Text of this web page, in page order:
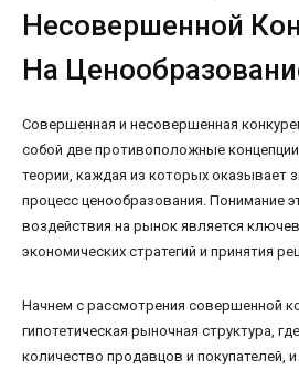
Несовершенной
На
Совершенная и несовершенная
собой две противоположные
теории, каждая из которых оказывает
процесс ценообразования. Понимание
воздействия на рынок является
экономических стратегий и принятия
Начнем с рассмотрения совершенной
гипотетическая рыночная структура,
количество продавцов и покупателей,